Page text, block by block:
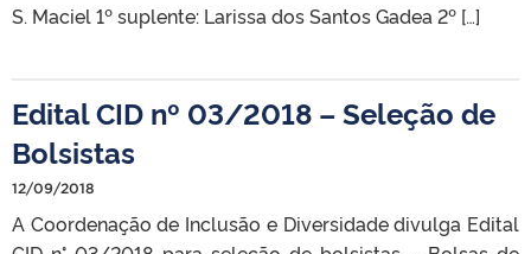
S. Maciel 1º suplente: Larissa dos Santos Gadea 2º […]
Edital CID nº 03/2018 – Seleção de
Bolsistas
12/09/2018
A Coordenação de Inclusão e Diversidade divulga Edital